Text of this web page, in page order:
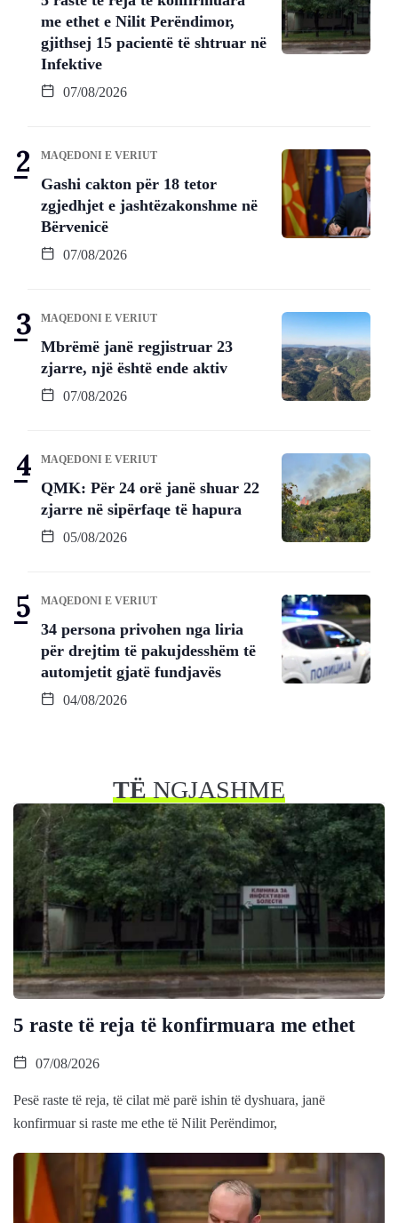
me ethet e Nilit Perëndimor,
gjithsej 15 pacientë të shtruar në
Infektive
07/08/2026
MAQEDONI E VERIUT
Gashi cakton për 18 tetor
zgjedhjet e jashtëzakonshme në
Bërvenicë
07/08/2026
MAQEDONI E VERIUT
Mbrëmë janë regjistruar 23
zjarre, një është ende aktiv
07/08/2026
MAQEDONI E VERIUT
QMK: Për 24 orë janë shuar 22
zjarre në sipërfaqe të hapura
05/08/2026
MAQEDONI E VERIUT
34 persona privohen nga liria
për drejtim të pakujdesshëm të
automjetit gjatë fundjavës
04/08/2026
TË NGJASHME
5 raste të reja të konfirmuara me ethet
07/08/2026
Pesë raste të reja, të cilat më parë ishin të dyshuara, janë
konfirmuar si raste me ethe të Nilit Perëndimor,